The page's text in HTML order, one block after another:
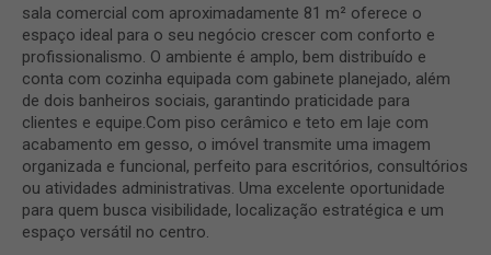
sala comercial com aproximadamente 81 m² oferece o
espaço ideal para o seu negócio crescer com conforto e
profissionalismo. O ambiente é amplo, bem distribuído e
conta com cozinha equipada com gabinete planejado, além
de dois banheiros sociais, garantindo praticidade para
clientes e equipe.Com piso cerâmico e teto em laje com
acabamento em gesso, o imóvel transmite uma imagem
organizada e funcional, perfeito para escritórios, consultórios
ou atividades administrativas. Uma excelente oportunidade
para quem busca visibilidade, localização estratégica e um
espaço versátil no centro.